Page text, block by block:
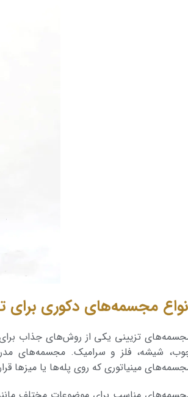
مجسمه‌های دکوری برای
تزیینی یکی از روش‌های جذاب
شیشه، فلز و سرامیک. مجسمه‌های مدرن
مینیاتوری که روی پله‌ها یا میزها